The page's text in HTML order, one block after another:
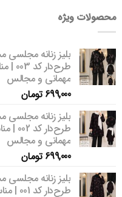
محصولات ویژه
بلیز زنانه
طرح‌دار
مهمانی و مجالس
699,000 تومان
بلیز زنانه
طرح‌دار
مهمانی و مجالس
699,000 تومان
بلیز زنانه
طرح‌دار کد